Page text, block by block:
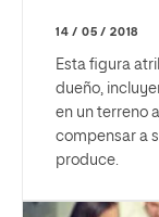
14 / 05 / 2018
Esta figura
dueño,
en un terreno
compensar a
produce.